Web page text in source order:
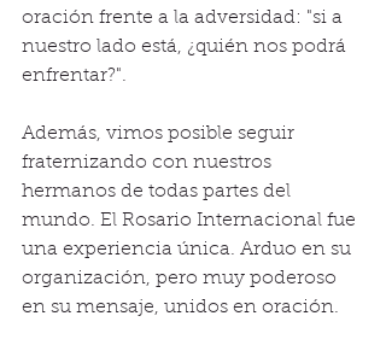
oración frente a la adversidad: "si a
nuestro lado está, ¿quién nos podrá
enfrentar?".
Además, vimos posible seguir
fraternizando con nuestros
hermanos de todas partes del
mundo. El Rosario Internacional fue
una experiencia única. Arduo en su
organización, pero muy poderoso
en su mensaje, unidos en oración.